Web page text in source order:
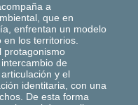
a
que en
enfrentan un modelo
en los territorios.
protagonismo
de
y el
identitaria, con una
De esta forma